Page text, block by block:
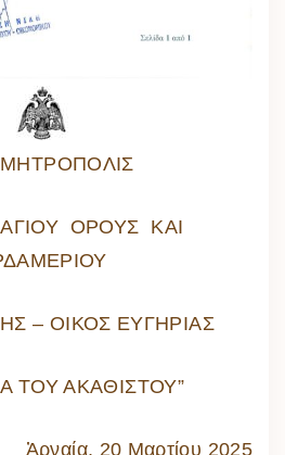
ΜΗΤΡΟΠΟΛΙΣ
ΑΓΙΟΥ ΟΡΟΥΣ ΚΑΙ
– ΟΙΚΟΣ ΕΥΓΗΡΙΑΣ
ΤΟΥ ΑΚΑΘΙΣΤΟΥ”
Ἀρναία, 20 Μαρτίου 2025